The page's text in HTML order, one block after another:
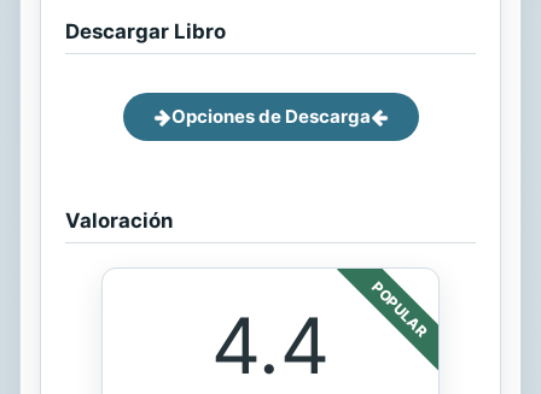
Descargar Libro
Opciones de Descarga
Valoración
POPULAR
4.4